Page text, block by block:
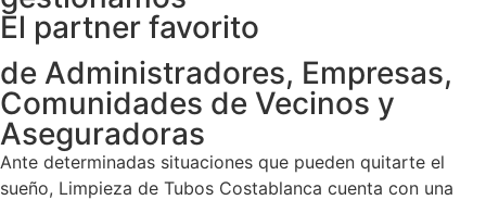
El partner favorito
de Administradores, Empresas,
Comunidades de Vecinos y
Aseguradoras
Ante determinadas situaciones que pueden quitarte el
sueño, Limpieza de Tubos Costablanca cuenta con una